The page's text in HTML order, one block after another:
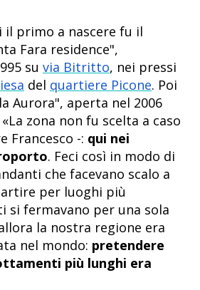
primo a nascere fu il
Fara residence",
su via Bitritto, nei pressi
del quartiere Picone. Poi
Aurora", aperta nel 2006
«La zona non fu scelta a caso
Francesco -: qui nei
. Feci così in modo di
che facevano scalo a
per luoghi più
si fermavano per una sola
la nostra regione era
nel mondo: pretendere
più lunghi era